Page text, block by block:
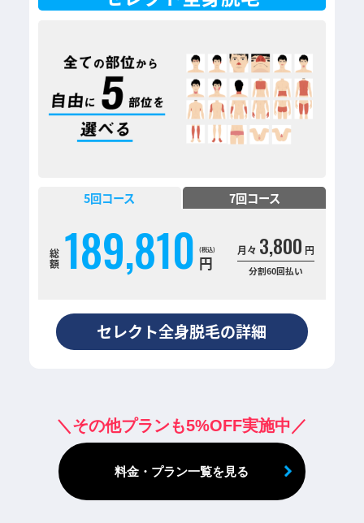
5回コース 7回コース
総
額 189,810 円
月々 3,800 円
分割60回払い
セレクト全身脱毛の詳細
料金・プラン一覧を見る